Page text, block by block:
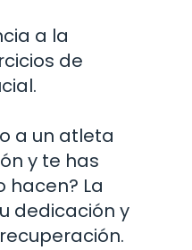
a la
de
a un atleta
y te has
hacen? La
dedicación y